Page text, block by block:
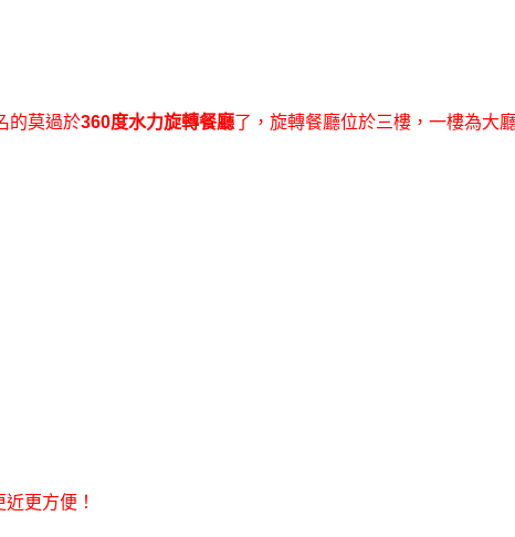
的莫過於360度水力旋轉餐廳了，旋轉餐廳位於三樓，一樓為大
更方便！